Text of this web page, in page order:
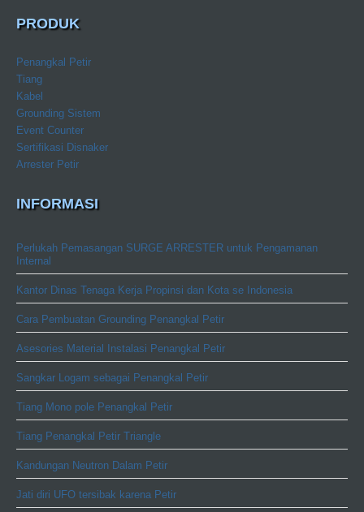
PRODUK
Penangkal Petir
Tiang
Kabel
Grounding Sistem
Event Counter
Sertifikasi Disnaker
Arrester Petir
INFORMASI
Perlukah Pemasangan SURGE ARRESTER untuk Pengamanan
Internal
Kantor Dinas Tenaga Kerja Propinsi dan Kota se Indonesia
Cara Pembuatan Grounding Penangkal Petir
Asesories Material Instalasi Penangkal Petir
Sangkar Logam sebagai Penangkal Petir
Tiang Mono pole Penangkal Petir
Tiang Penangkal Petir Triangle
Kandungan Neutron Dalam Petir
Jati diri UFO tersibak karena Petir